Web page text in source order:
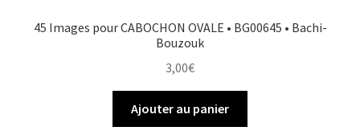
45 Images pour CABOCHON OVALE • BG00645 • Bachi-
Bouzouk
3,00€
Ajouter au panier